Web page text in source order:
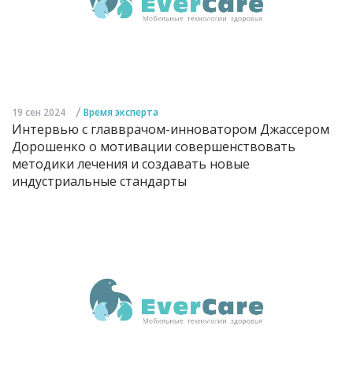
19 сен 2024 / Время эксперта
Интервью с главврачом-инноватором Джассером
Дорошенко о мотивации совершенствовать
методики лечения и создавать новые
индустриальные стандарты